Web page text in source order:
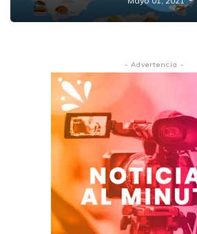
- Advertencia -